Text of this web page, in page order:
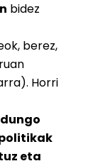
bidez
berez,
Horri
eta